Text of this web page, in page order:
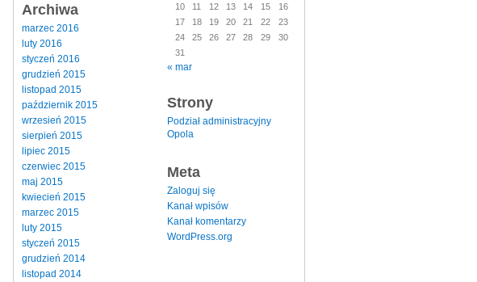
Archiwa
marzec 2016
luty 2016
styczeń 2016
grudzień 2015
listopad 2015
październik 2015
wrzesień 2015
sierpień 2015
lipiec 2015
czerwiec 2015
maj 2015
kwiecień 2015
marzec 2015
luty 2015
styczeń 2015
grudzień 2014
listopad 2014
10
11 12 13 14 15
16
17
18 19 20 21 22
23
24
25 26 27 28 29
30
31
« mar
Strony
Podział administracyjny
Opola
Meta
Zaloguj się
Kanał wpisów
Kanał komentarzy
WordPress.org